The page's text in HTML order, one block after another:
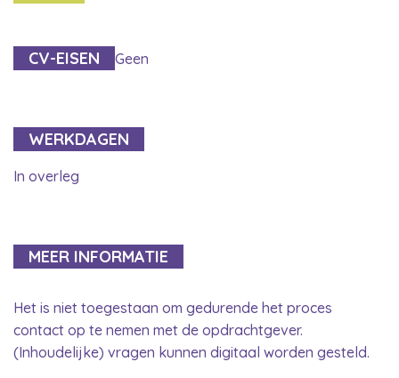
CV-EISEN Geen
WERKDAGEN
In overleg
MEER INFORMATIE
Het is niet toegestaan om gedurende het proces
contact op te nemen met de opdrachtgever.
(Inhoudelijke) vragen kunnen digitaal worden gesteld.